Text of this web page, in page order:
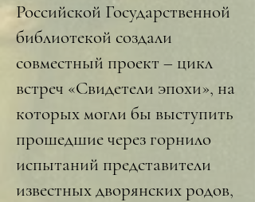
Российской Государственной
библиотекой создали
совместный проект – цикл
встреч «Свидетели эпохи», на
которых могли бы выступить
прошедшие через горнило
испытаний представители
известных дворянских родов,